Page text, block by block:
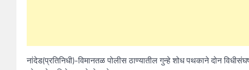
नांदेड(प्रतिनिधी)-विमानतळ पोलीस ठाण्यातील गुन्हे शोध पथकाने दोन